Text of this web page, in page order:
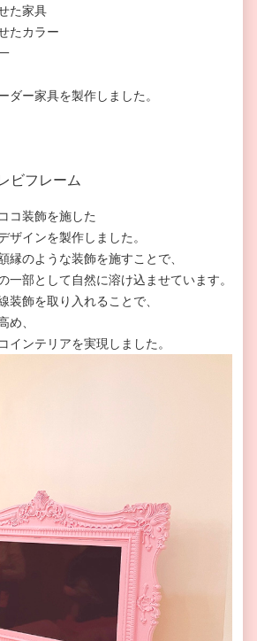
た家具
たカラー
ダー家具を製作しました。
ビフレーム
コ装飾を施した
ザインを製作しました。
縁のような装飾を施すことで、
一部として自然に溶け込ませています。
装飾を取り入れることで、
め、
インテリアを実現しました。